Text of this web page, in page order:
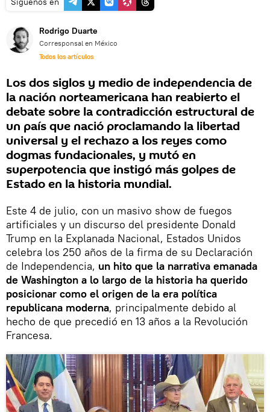
Rodrigo Duarte
Corresponsal en México
Todos los artículos
Los dos siglos y medio de independencia de
la nación norteamericana han reabierto el
debate sobre la contradicción estructural de
un país que nació proclamando la libertad
universal y el rechazo a los reyes como
dogmas fundacionales, y mutó en
superpotencia que instigó más golpes de
Estado en la historia mundial.
Este 4 de julio, con un masivo show de fuegos
artificiales y un discurso del presidente Donald
Trump en la Explanada Nacional, Estados Unidos
celebra los 250 años de la firma de su Declaración
de Independencia, un hito que la narrativa emanada
de Washington a lo largo de la historia ha querido
posicionar como el origen de la era política
republicana moderna, principalmente debido al
hecho de que precedió en 13 años a la Revolución
Francesa.